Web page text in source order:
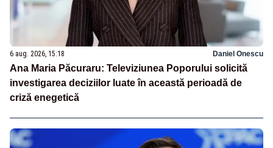
6 aug. 2026, 15:18 Daniel Onescu
Ana Maria Păcuraru: Televiziunea Poporului solicită
investigarea deciziilor luate în această perioadă de
criză enegetică